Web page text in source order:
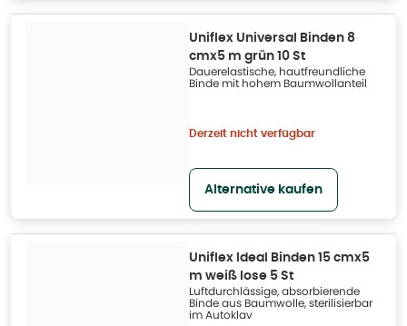
Uniflex Universal Binden 8
cmx5 m grün 10 St
Dauerelastische, hautfreundliche
Binde mit hohem Baumwollanteil
Derzeit nicht verfügbar
Alternative kaufen
Uniflex Ideal Binden 15 cmx5
m weiß lose 5 St
Luftdurchlässige, absorbierende
Binde aus Baumwolle, sterilisierbar
im Autoklav